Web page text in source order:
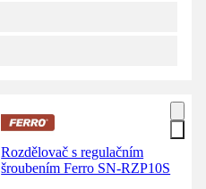
Rozdělovač s regulačním
šroubením Ferro SN-RZP10S